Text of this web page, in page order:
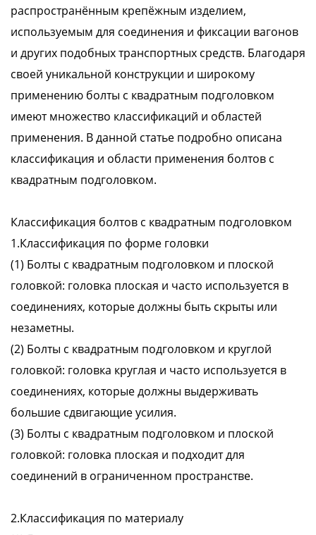
распространённым крепёжным изделием,
используемым для соединения и фиксации вагонов
и других подобных транспортных средств. Благодаря
своей уникальной конструкции и широкому
применению болты с квадратным подголовком
имеют множество классификаций и областей
применения. В данной статье подробно описана
классификация и области применения болтов с
квадратным подголовком.
Классификация болтов с квадратным подголовком
1.Классификация по форме головки
(1) Болты с квадратным подголовком и плоской
головкой: головка плоская и часто используется в
соединениях, которые должны быть скрыты или
незаметны.
(2) Болты с квадратным подголовком и круглой
головкой: головка круглая и часто используется в
соединениях, которые должны выдерживать
большие сдвигающие усилия.
(3) Болты с квадратным подголовком и плоской
головкой: головка плоская и подходит для
соединений в ограниченном пространстве.
2.Классификация по материалу